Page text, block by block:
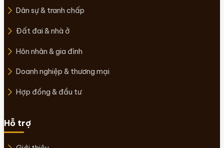
Dân sự & tranh chấp
Đất đai & nhà ở
Hôn nhân & gia đình
Doanh nghiệp & thương mại
Hợp đồng & đầu tư
Hỗ trợ